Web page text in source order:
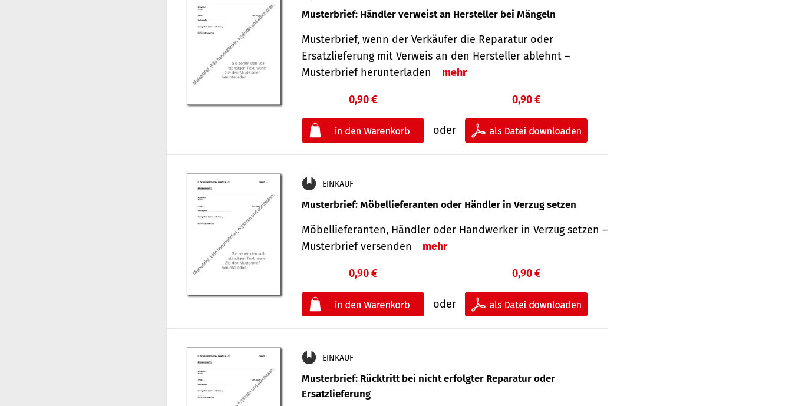
Musterbrief: Händler verweist an Hersteller bei Mängeln
Musterbrief, wenn der Verkäufer die Reparatur oder
Ersatzlieferung mit Verweis an den Hersteller ablehnt –
Musterbrief herunterladen
mehr
0,90 €
oder
0,90 €
EINKAUF
Musterbrief: Möbellieferanten oder Händler in Verzug setzen
Möbellieferanten, Händler oder Handwerker in Verzug setzen –
Musterbrief versenden
mehr
0,90 €
oder
0,90 €
EINKAUF
Musterbrief: Rücktritt bei nicht erfolgter Reparatur oder
Ersatzlieferung